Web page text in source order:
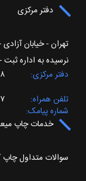
دفتر مرکزی
تهران - خیابان
نرسیده به اداره ثبت -
دفتر مرکزی
تلفن همراه
شماره پیامک
خدمات چاپ
سوالات متداول چاپ